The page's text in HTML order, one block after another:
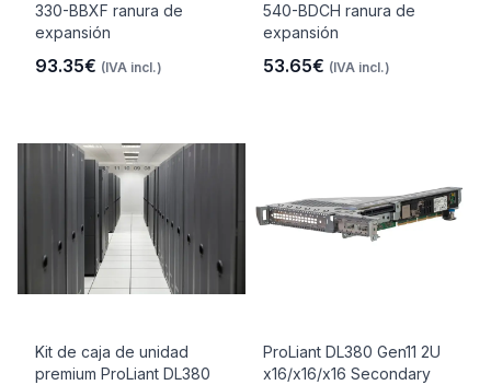
330-BBXF ranura de
expansión
93.35€ (IVA incl.)
540-BDCH ranura de
expansión
53.65€ (IVA incl.)
Kit de caja de unidad
premium ProLiant DL380
ProLiant DL380 Gen11 2U
x16/x16/x16 Secondary